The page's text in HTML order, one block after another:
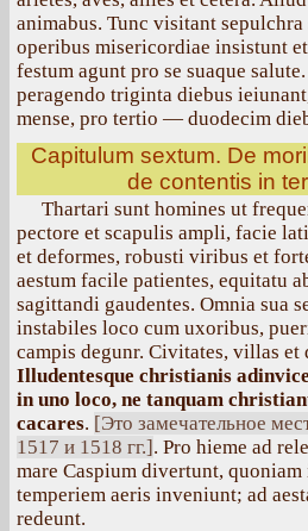
animabus. Tunc visitant
operibus misericordiae insistunt
festum agunt pro se suaque
peragendo triginta diebus
mense, pro tertio — duodecim
Capitulum sextum. De
de contentis in
Thartari sunt homines ut
pectore et scapulis ampli, facie
et deformes, robusti viribus et
aestum facile patientes, equitatu
sagittandi gaudentes. Omnia sua
instabiles loco cum uxoribus,
campis degunr. Civitates, villas et
Illudentesque christianis
in uno loco, ne tanquam
cacares. [Это замечательное
1517 и 1518 гг.]. Pro hieme ad
mare Caspium divertunt,
temperiem aeris inveniunt; ad
redeunt.